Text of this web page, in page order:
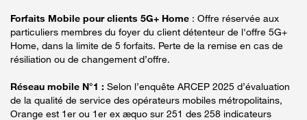
Forfaits Mobile pour clients 5G+ Home : Offre réservée aux
particuliers membres du foyer du client détenteur de l'offre 5G+
Home, dans la limite de 5 forfaits. Perte de la remise en cas de
résiliation ou de changement d’offre.
Réseau mobile N°1 : Selon l’enquête ARCEP 2025 d’évaluation
de la qualité de service des opérateurs mobiles métropolitains,
Orange est 1er ou 1er ex æquo sur 251 des 258 indicateurs